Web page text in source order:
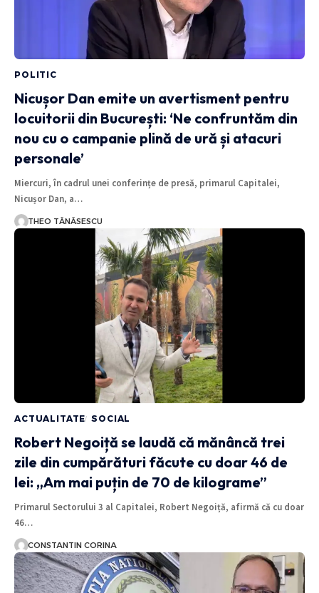
POLITIC
Nicușor Dan emite un avertisment pentru
locuitorii din București: ‘Ne confruntăm din
nou cu o campanie plină de ură și atacuri
personale’
Miercuri, în cadrul unei conferințe de presă, primarul Capitalei,
Nicușor Dan, a…
THEO TĂNĂSESCU
ACTUALITATE SOCIAL
Robert Negoiță se laudă că mănâncă trei
zile din cumpărături făcute cu doar 46 de
lei: „Am mai puțin de 70 de kilograme”
Primarul Sectorului 3 al Capitalei, Robert Negoiță, afirmă că cu doar
46…
CONSTANTIN CORINA